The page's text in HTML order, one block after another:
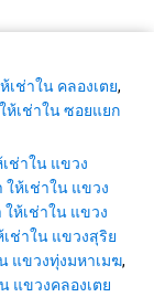
เช่าใน คลองเตย,
ห้เช่าใน ซอยแยก
ช่าใน แขวง
ให้เช่าใน แขวง
ให้เช่าใน แขวง
เช่าใน แขวงสุริย
แขวงทุ่งมหาเมฆ,
แขวงคลองเตย